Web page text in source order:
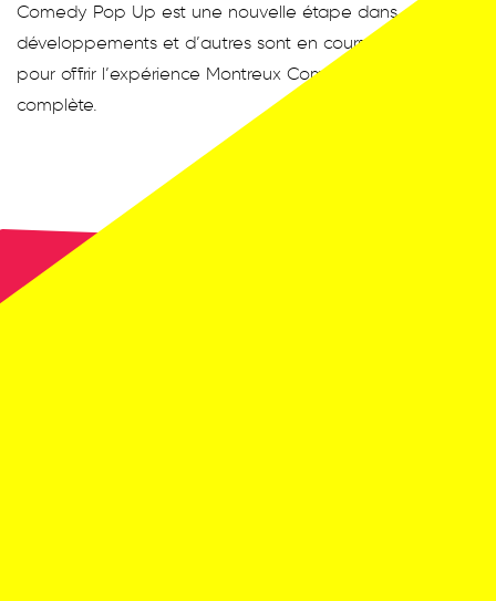
Comedy Pop Up est une nouvelle étape dans ces
développements et d’autres sont en cours d’écriture
pour offrir l’expérience Montreux Comedy la plus
complète.